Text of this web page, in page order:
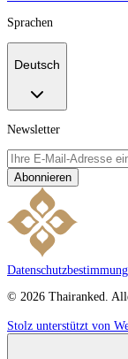
Sprachen
Deutsch
Newsletter
Abonnieren
© 2026 Thairanked.
Stolz unterstützt von